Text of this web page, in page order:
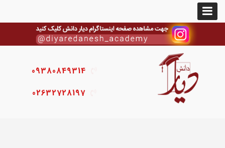
09380849314
02632728197